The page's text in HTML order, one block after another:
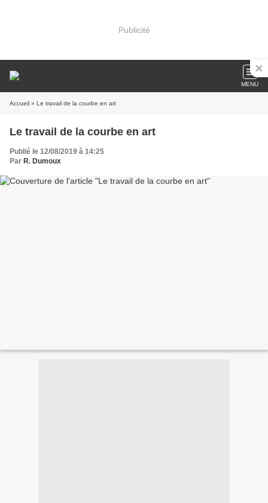
Publicité
MENU
Accueil » Le travail de la courbe en art
Le travail de la courbe en art
Publié le 12/08/2019 à 14:25
Par R. Dumoux